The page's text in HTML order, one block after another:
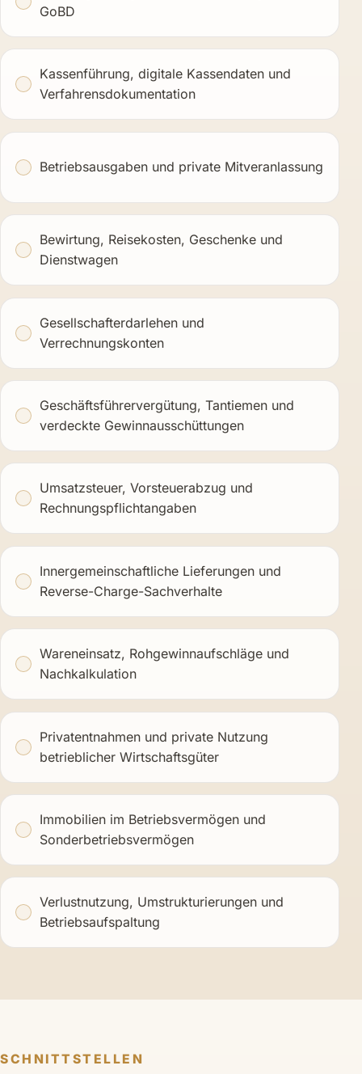
GoBD
Kassenführung, digitale Kassendaten und
Verfahrensdokumentation
Betriebsausgaben und private Mitveranlassung
Bewirtung, Reisekosten, Geschenke und
Dienstwagen
Gesellschafterdarlehen und
Verrechnungskonten
Geschäftsführervergütung, Tantiemen und
verdeckte Gewinnausschüttungen
Umsatzsteuer, Vorsteuerabzug und
Rechnungspflichtangaben
Innergemeinschaftliche Lieferungen und
Reverse-Charge-Sachverhalte
Wareneinsatz, Rohgewinnaufschläge und
Nachkalkulation
Privatentnahmen und private Nutzung
betrieblicher Wirtschaftsgüter
Immobilien im Betriebsvermögen und
Sonderbetriebsvermögen
Verlustnutzung, Umstrukturierungen und
Betriebsaufspaltung
SCHNITTSTELLEN